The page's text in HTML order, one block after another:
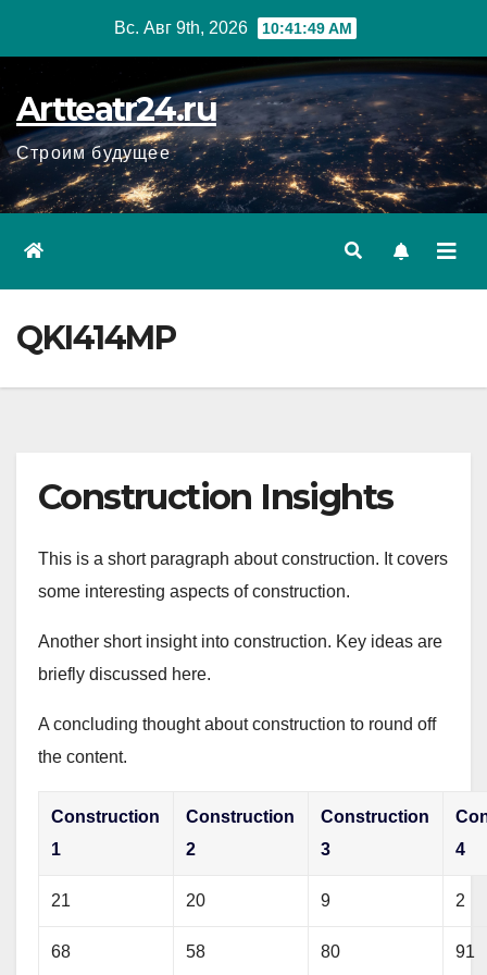
Вс. Авг 9th, 2026 10:41:50 AM
Artteatr24.ru
Строим будущее
QKI414MP
Construction Insights
This is a short paragraph about construction. It covers
some interesting aspects of construction.
Another short insight into construction. Key ideas are
briefly discussed here.
A concluding thought about construction to round off
the content.
Construction
1
Construction
2
Construction
3
4
21 20 9 2
68 58 80 91